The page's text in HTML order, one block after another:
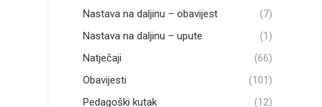
Nastava na daljinu – obavijest
(7)
Nastava na daljinu – upute
(1)
Natječaji
(66)
Obavijesti
(101)
Pedagoški kutak
(12)